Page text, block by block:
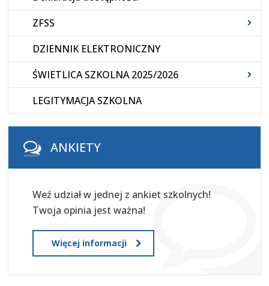
ZFSS
DZIENNIK ELEKTRONICZNY
ŚWIETLICA SZKOLNA 2025/2026
LEGITYMACJA SZKOLNA
ANKIETY
Weź udział w jednej z ankiet szkolnych!
Twoja opinia jest ważna!
Więcej informacji